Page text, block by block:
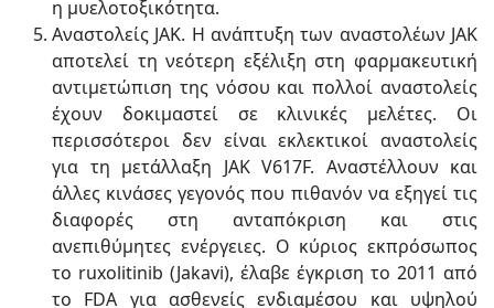
η μυελοτοξικότητα.
Αναστολείς JAK. H ανάπτυξη των αναστολέων JAK
αποτελεί τη νεότερη εξέλιξη στη φαρμακευτική
αντιμετώπιση της νόσου και πολλοί αναστολείς
έχουν δοκιμαστεί σε κλινικές μελέτες. Οι
περισσότεροι δεν είναι εκλεκτικοί αναστολείς
για τη μετάλλαξη JAK V617F. Αναστέλλουν και
άλλες κινάσες γεγονός που πιθανόν να εξηγεί τις
διαφορές στη ανταπόκριση και στις
ανεπιθύμητες ενέργειες. Ο κύριος εκπρόσωπος
το ruxolitinib (Jakavi), έλαβε έγκριση το 2011 από
το FDA για ασθενείς ενδιαμέσου και υψηλού